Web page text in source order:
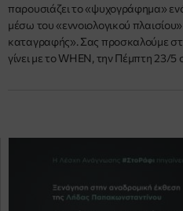
παρουσιάζει το «ψυχογράφημα»
μέσω του «εννοιολογικού
καταγραφής». Σας προσκαλούμε
γίνει με το WHEN, την Πέμπτη 23/5